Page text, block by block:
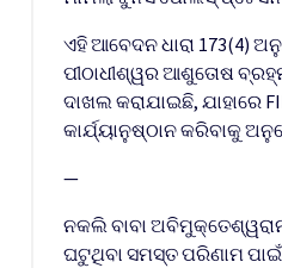
ଏହି ଆବେଦନ ଧାରା 173(4)
ପୀଠାଧୀଶ୍ୱର ଆଶୁତୋଷ
ଦାଖଲ କରାଯାଇଛି, ଯାହାରେ
କାର୍ଯ୍ୟାନୁଷ୍ଠାନ କରିବାକୁ
—
ନକଲି ବାବା
ଘଟୁଥିବା ସମସ୍ତ ପରିଣାମ ପାଇଁ